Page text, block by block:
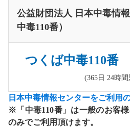
公益財団法人 日本中毒情
中毒110番）
つくば中毒110番
(365日 24時
日本中毒情報センターをご利用
※「中毒110番」は一般のお客
のみでご利用頂けます。